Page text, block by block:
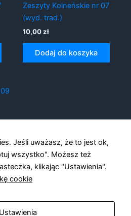
Zeszyty Kolneńskie nr 07
(wyd. trad.)
10,00zł
Dodaj do koszyka
Jeśli uważasz, że to jest ok,
wszystko". Możesz też
klikając "Ustawienia".
cookie
Ustawienia
Konieczne
Te pliki cookie
internetowej.
Statystyka
Abyśmy mogli
strony
internetowej,